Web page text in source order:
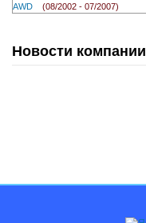
AWD (08/2002 - 07/2007)
Новости компании